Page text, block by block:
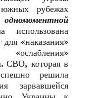
рубежах
одномоментной
использована
«наказания»
СВО, которая в
решила
зарвавшейся